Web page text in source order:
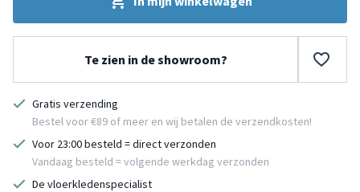
Te zien in de showroom?
Gratis verzending
Bestel voor €89 of meer en wij betalen de verzendkosten!
Voor 23:00 besteld = direct verzonden
Vandaag besteld = volgende werkdag verzonden
De vloerkledenspecialist